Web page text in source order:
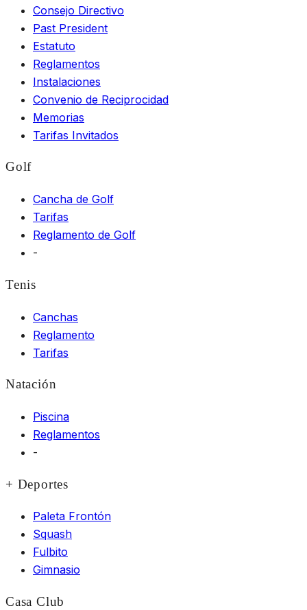
Consejo Directivo
Past President
Estatuto
Reglamentos
Instalaciones
Convenio de Reciprocidad
Memorias
Tarifas Invitados
Golf
Cancha de Golf
Tarifas
Reglamento de Golf
-
Tenis
Canchas
Reglamento
Tarifas
Natación
Piscina
Reglamentos
-
+ Deportes
Paleta Frontón
Squash
Fulbito
Gimnasio
Casa Club